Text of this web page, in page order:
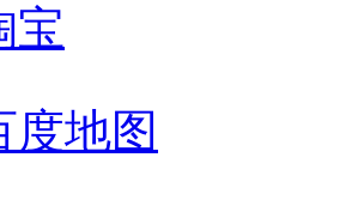
宝
度地图